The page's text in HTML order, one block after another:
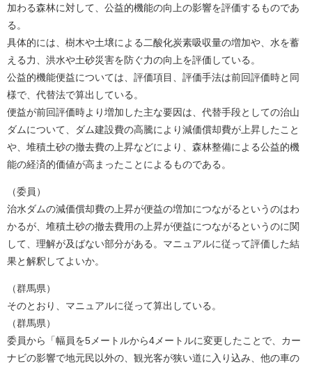
加わる森林に対して、公益的機能の向上の影響を評価するものであ
る。
具体的には、樹木や土壌による二酸化炭素吸収量の増加や、水を蓄
える力、洪水や土砂災害を防ぐ力の向上を評価している。
公益的機能便益については、評価項目、評価手法は前回評価時と同
様で、代替法で算出している。
便益が前回評価時より増加した主な要因は、代替手段としての治山
ダムについて、ダム建設費の高騰により減価償却費が上昇したこと
や、堆積土砂の撤去費の上昇などにより、森林整備による公益的機
能の経済的価値が高まったことによるものである。
（委員）
治水ダムの減価償却費の上昇が便益の増加につながるというのはわ
かるが、堆積土砂の撤去費用の上昇が便益につながるというのに関
して、理解が及ばない部分がある。マニュアルに従って評価した結
果と解釈してよいか。
（群馬県）
そのとおり、マニュアルに従って算出している。
（群馬県）
委員から「幅員を5メートルから4メートルに変更したことで、カー
ナビの影響で地元民以外の、観光客が狭い道に入り込み、他の車の